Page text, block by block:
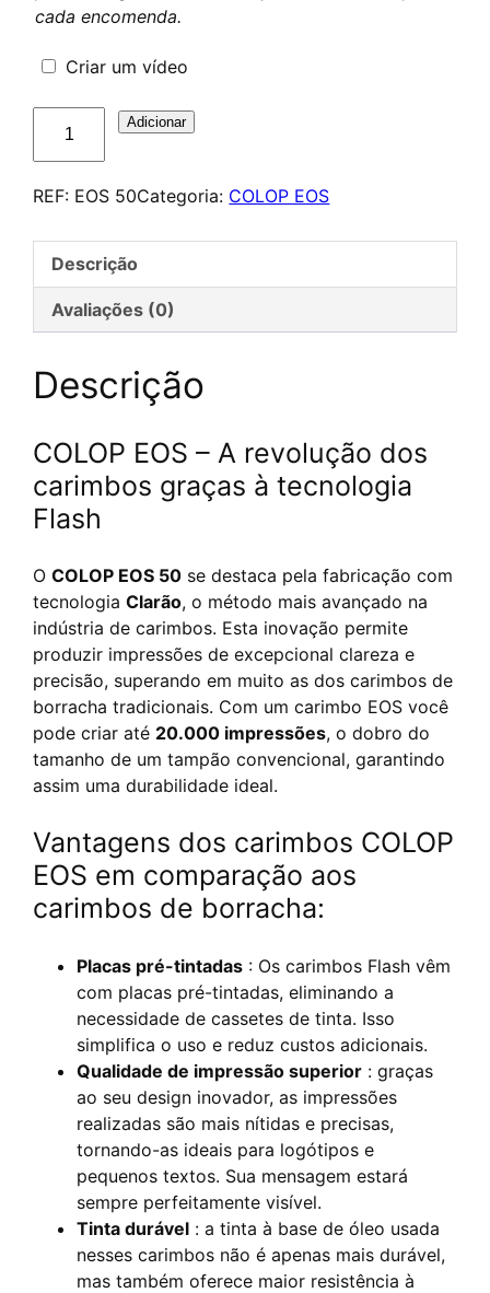
cada encomenda.
Criar um vídeo
Quantidade
EOS
Tampon
Flash
personnalisé
Adicionar
REF: EOS 50Categoria: COLOP EOS
Descrição
Avaliações (0)
Descrição
COLOP EOS – A revolução dos
carimbos graças à tecnologia
Flash
OCOLOP EOS 50 se destaca pela fabricação com
tecnologiaClarão, o método mais avançado na
indústria de carimbos. Esta inovação permite
produzir impressões de excepcional clareza e
precisão, superando em muito as dos carimbos de
borracha tradicionais. Com um carimbo EOS você
pode criar até 20.000 impressões, o dobro do
tamanho de um tampão convencional, garantindo
assim uma durabilidade ideal.
Vantagens dos carimbos COLOP
EOS em comparação aos
carimbos de borracha:
Placas pré-tintadas : Os carimbos Flash vêm
com placas pré-tintadas, eliminando a
necessidade de cassetes de tinta. Isso
simplifica o uso e reduz custos adicionais.
Qualidade de impressão superior : graças
ao seu design inovador, as impressões
realizadas são mais nítidas e precisas,
tornando-as ideais para logótipos e
pequenos textos. Sua mensagem estará
sempre perfeitamente visível.
Tinta durável : a tinta à base de óleo usada
nesses carimbos não é apenas mais durável,
mas também oferece maior resistência à